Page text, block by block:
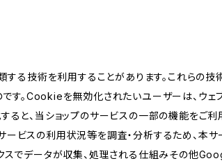
する技術を利用することがあります。これらの技
す。Cookieを無効化されたいユーザーは、ウ
ると、当ショップのサービスの一部の機能をご
サービスの利用状況等を調査・分析するため
スでデータが収集、処理される仕組みその他